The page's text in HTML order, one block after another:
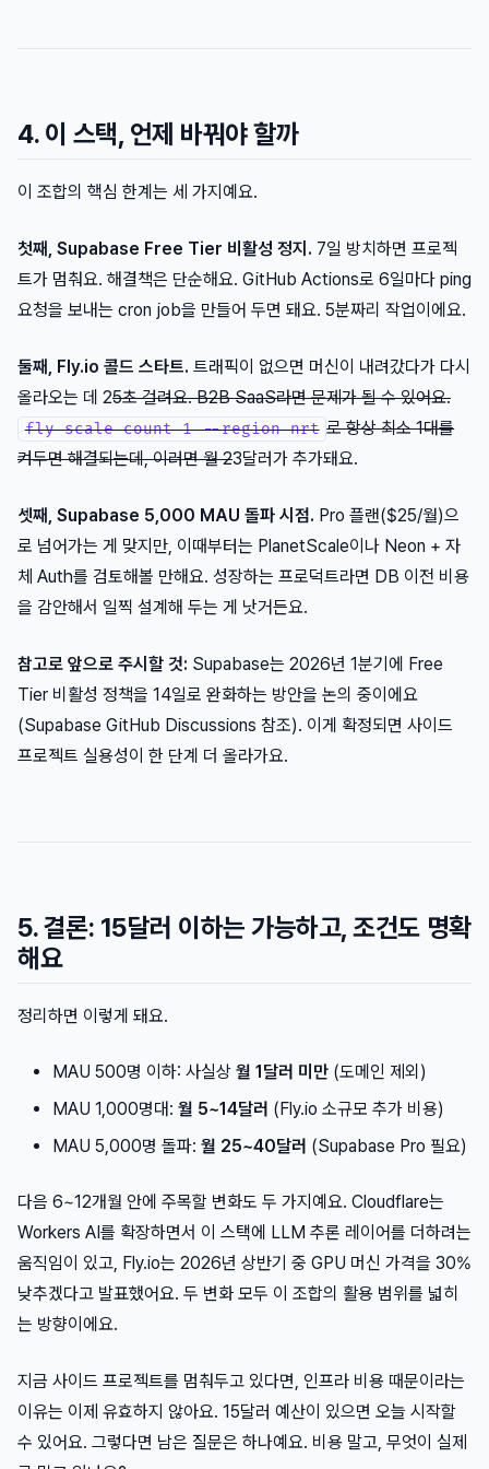
4. 이 스택, 언제 바꿔야 할까
이 조합의 핵심 한계는 세 가지예요.
첫째, Supabase Free Tier 비활성 정지. 7일 방치하면 프로젝
트가 멈춰요. 해결책은 단순해요. GitHub Actions로 6일마다 ping
요청을 보내는 cron job을 만들어 두면 돼요. 5분짜리 작업이에요.
둘째, Fly.io 콜드 스타트. 트래픽이 없으면 머신이 내려갔다가 다시
올라오는 데 25초 걸려요. B2B SaaS라면 문제가 될 수 있어요.
fly scale count 1 --region nrt 로 항상 최소 1대를
켜두면 해결되는데, 이러면 월 23달러가 추가돼요.
셋째, Supabase 5,000 MAU 돌파 시점. Pro 플랜($25/월)으
로 넘어가는 게 맞지만, 이때부터는 PlanetScale이나 Neon + 자
체 Auth를 검토해볼 만해요. 성장하는 프로덕트라면 DB 이전 비용
을 감안해서 일찍 설계해 두는 게 낫거든요.
참고로 앞으로 주시할 것: Supabase는 2026년 1분기에 Free
Tier 비활성 정책을 14일로 완화하는 방안을 논의 중이에요
(Supabase GitHub Discussions 참조). 이게 확정되면 사이드
프로젝트 실용성이 한 단계 더 올라가요.
5. 결론: 15달러 이하는 가능하고, 조건도 명확
해요
정리하면 이렇게 돼요.
MAU 500명 이하: 사실상 월 1달러 미만 (도메인 제외)
MAU 1,000명대: 월 5~14달러 (Fly.io 소규모 추가 비용)
MAU 5,000명 돌파: 월 25~40달러 (Supabase Pro 필요)
다음 6~12개월 안에 주목할 변화도 두 가지예요. Cloudflare는
Workers AI를 확장하면서 이 스택에 LLM 추론 레이어를 더하려는
움직임이 있고, Fly.io는 2026년 상반기 중 GPU 머신 가격을 30%
낮추겠다고 발표했어요. 두 변화 모두 이 조합의 활용 범위를 넓히
는 방향이에요.
지금 사이드 프로젝트를 멈춰두고 있다면, 인프라 비용 때문이라는
이유는 이제 유효하지 않아요. 15달러 예산이 있으면 오늘 시작할
수 있어요. 그렇다면 남은 질문은 하나예요. 비용 말고, 무엇이 실제